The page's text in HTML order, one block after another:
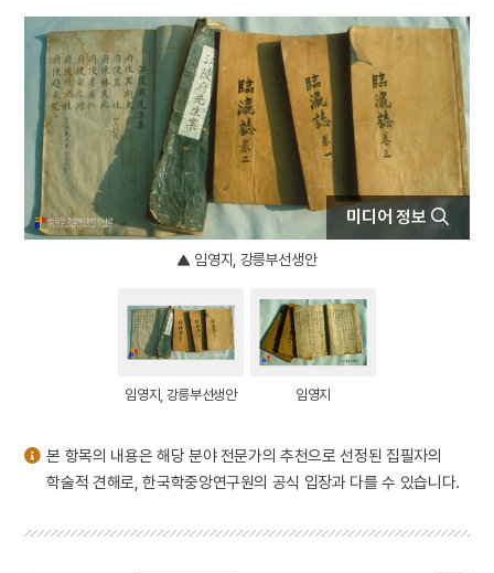
상해대한인거류민단
2
격구도
3
구절초
4
산수화
상해고려교민친목회
7 상해대한교민단
금동 보살 입상
미디어 정보
임영지, 강릉부선생안
임영지, 강릉부선생안 임영지
본 항목의 내용은 해당 분야 전문가의 추천으로 선정된 집필자의
학술적 견해로, 한국학중앙연구원의 공식 입장과 다를 수 있습니다.